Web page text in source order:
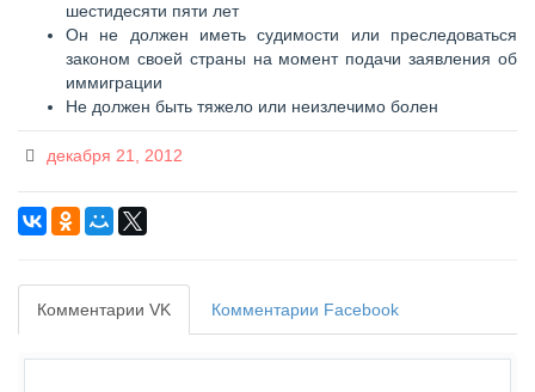
шестидесяти пяти лет
Он не должен иметь судимости или преследоваться
законом своей страны на момент подачи заявления об
иммиграции
Не должен быть тяжело или неизлечимо болен
декабря 21, 2012
Комментарии VK Комментарии Facebook